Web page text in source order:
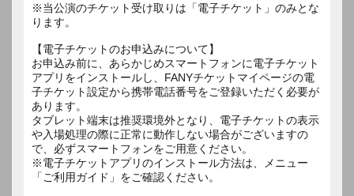
※当公演のチケット受け取りは「電子チケット」のみとな
ります。
【電子チケットのお申込みについて】
お申込み前に、あらかじめスマートフォンに電子チケット
アプリをインストールし、FANYチケットマイページの電
子チケット設定から携帯電話番号をご登録いただく必要が
あります。
タブレット端末は推奨環境外となり、電子チケットの表示
や入場処理の際に正常に動作しない場合がございますの
で、必ずスマートフォンをご用意ください。
※電子チケットアプリのインストール方法は、メニュー
「ご利用ガイド」をご確認ください。